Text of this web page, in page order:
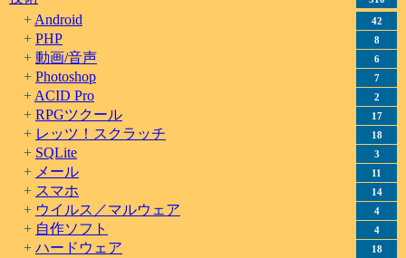
Android 42
PHP 8
動画/音声 6
Photoshop 7
ACID Pro 2
RPGツクール 17
レッツ！スクラッチ 18
SQLite 3
メール 11
スマホ 14
ウイルス／マルウェア 4
自作ソフト 4
ハードウェア 18